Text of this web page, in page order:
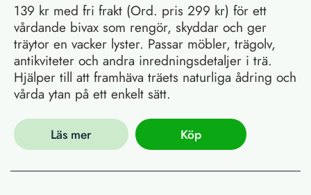
139 kr med fri frakt (Ord. pris 299 kr) för ett
vårdande bivax som rengör, skyddar och ger
träytor en vacker lyster. Passar möbler, trägolv,
antikviteter och andra inredningsdetaljer i trä.
Hjälper till att framhäva träets naturliga ådring och
vårda ytan på ett enkelt sätt.
Läs mer Köp